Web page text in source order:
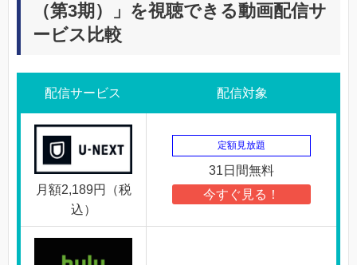
（第3期）」を視聴できる動画配信サ
ービス比較
配信サービス 配信対象
月額2,189円（税
込）
定額見放題
31日間無料
今すぐ見る！